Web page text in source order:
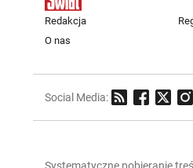
Redakcja
O nas
Social Media: